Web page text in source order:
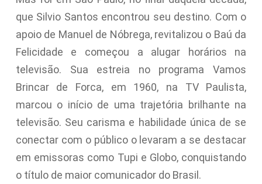
que Silvio Santos encontrou seu destino. Com o
apoio de Manuel de Nóbrega, revitalizou o Baú da
Felicidade e começou a alugar horários na
televisão. Sua estreia no programa Vamos
Brincar de Forca, em 1960, na TV Paulista,
marcou o início de uma trajetória brilhante na
televisão. Seu carisma e habilidade única de se
conectar com o público o levaram a se destacar
em emissoras como Tupi e Globo, conquistando
o título de maior comunicador do Brasil.